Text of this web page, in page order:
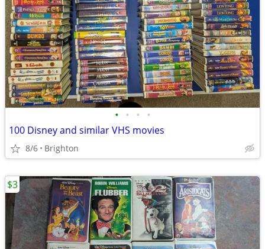
• • • •
100 Disney and similar VHS movies
8/6 Brighton
$3